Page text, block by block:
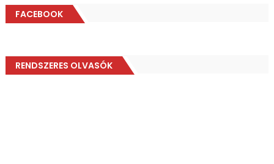
FACEBOOK
RENDSZERES OLVASÓK